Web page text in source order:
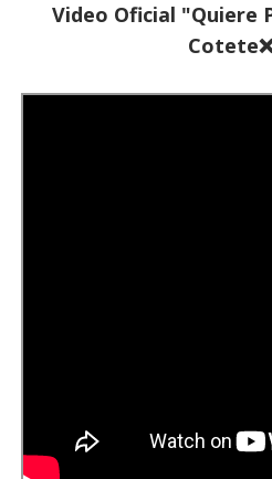
Video Oficial "Quiere